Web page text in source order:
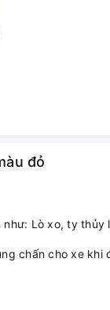
đỏ
Lò xo, ty thủy
chấn cho xe khi